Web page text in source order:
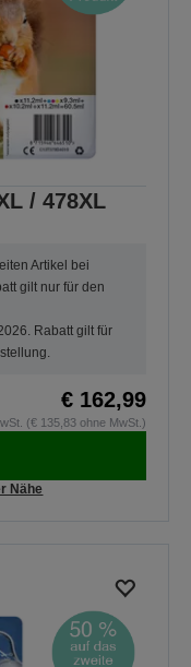
/ 478XL
Artikel bei
gilt nur für den
Rabatt gilt für
€ 162,99
(€ 135,83 ohne MwSt.)
Nähe